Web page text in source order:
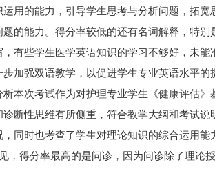
运用的能力，引导学生思考与分析问题，拓
题的能力。得分率较低的还有名词解释，特
，有些学生医学英语知识的学习不够好，未
步加强双语教学，以促进学生专业英语水平
析本次考试作为对护理专业学生《健康评估
诊断性思维有所侧重，符合教学大纲和考试
，同时也考查了学生对理论知识的综合运用
，得分率最高的是问诊，因为问诊除了理论